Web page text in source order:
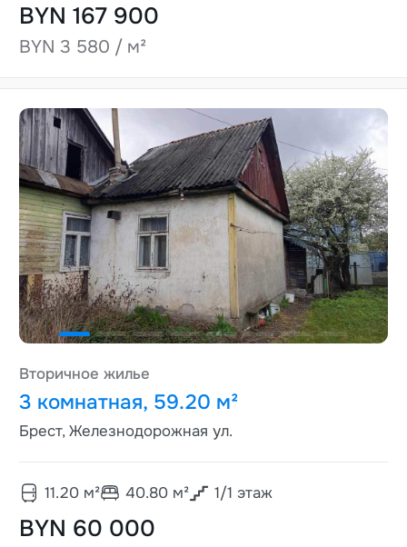
BYN 167 900
BYN 3 580 / м²
Вторичное жилье
3 комнатная, 59.20 м²
Брест, Железнодорожная ул.
11.20м² 40.80м² 1/1 этаж
BYN 60 000